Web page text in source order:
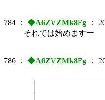
784 ： ◆A6ZVZMk8Fg ：
それでは始めますー
786 ： ◆A6ZVZMk8Fg ：